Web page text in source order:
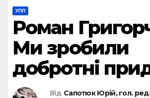
УПЛ
Роман
Ми зробили
добротні
Від Сапотюк Юрій, гол.